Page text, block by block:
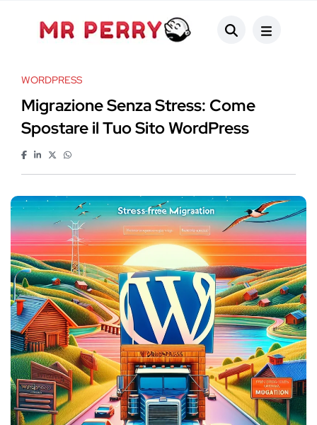
WORDPRESS
Migrazione Senza Stress: Come
Spostare il Tuo Sito WordPress